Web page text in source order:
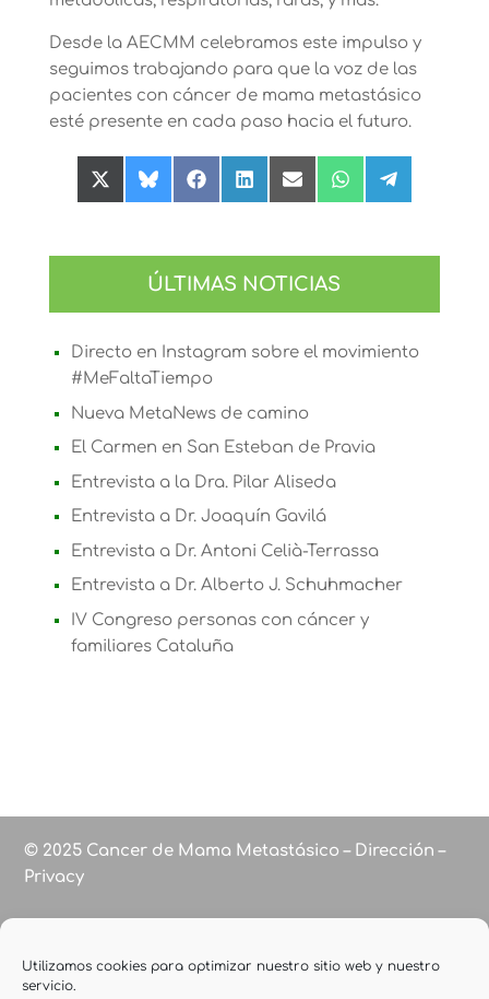
Utilizamos cookies para optimizar nuestro sitio web y nuestro
servicio.
Desde la AECMM celebramos este impulso y
seguimos trabajando para que la voz de las
pacientes con cáncer de mama metastásico
esté presente en cada paso hacia el futuro.
Compartir
en
Compartir
en
Compartir
en
Compartir
en
Compartir
en
Compartir
en
Compartir
en
ÚLTIMAS NOTICIAS
Directo en Instagram sobre el movimiento
#MeFaltaTiempo
Nueva MetaNews de camino
El Carmen en San Esteban de Pravia
Entrevista a la Dra. Pilar Aliseda
Entrevista a Dr. Joaquín Gavilá
Entrevista a Dr. Antoni Celià-Terrassa
Entrevista a Dr. Alberto J. Schuhmacher
IV Congreso personas con cáncer y
familiares Cataluña
© 2025 Cancer de Mama Metastásico – Dirección –
Privacy